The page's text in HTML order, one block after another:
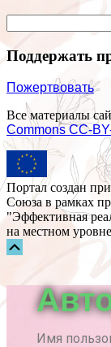
Поддержать
Пожертвовать
Все материалы
Commons СС-
Портал создан
Союза в рамках
"Эффективная
на местном
Имя